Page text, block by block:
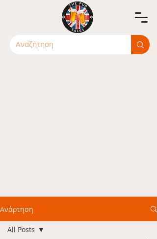
Ανάρτηση
All Posts